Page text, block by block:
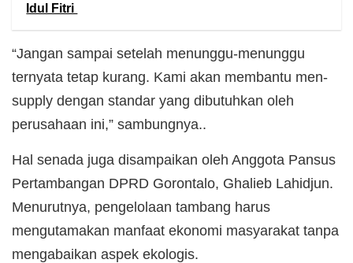
Idul Fitri
“Jangan sampai setelah menunggu-menunggu
ternyata tetap kurang. Kami akan membantu men-
supply dengan standar yang dibutuhkan oleh
perusahaan ini,” sambungnya..
Hal senada juga disampaikan oleh Anggota Pansus
Pertambangan DPRD Gorontalo, Ghalieb Lahidjun.
Menurutnya, pengelolaan tambang harus
mengutamakan manfaat ekonomi masyarakat tanpa
mengabaikan aspek ekologis.